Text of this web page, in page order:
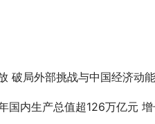
局外部挑战与中国经济动能转换
内生产总值超126万亿元 增长